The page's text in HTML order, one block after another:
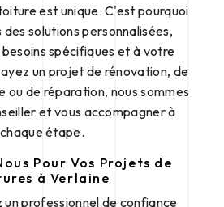
est unique. C'est pourquoi
des solutions personnalisées,
spécifiques et à votre
un projet de rénovation, de
ou de réparation, nous sommes
et vous accompagner à
chaque étape.
Pour Vos Projets de
à Verlaine
un professionnel de confiance